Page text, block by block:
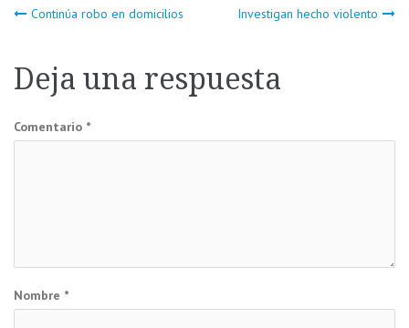
Navegación
de
entradas
Continúa robo en domicilios Investigan hecho violento
Deja una respuesta
Comentario *
Nombre *